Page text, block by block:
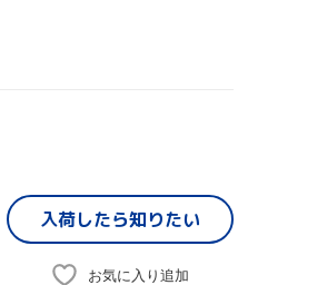
入荷したら知りたい
お気に入り追加